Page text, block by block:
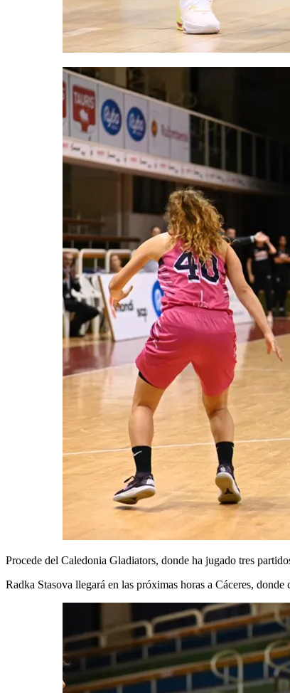
Procede del Caledonia Gladiators, donde ha jugado tres
Radka Stasova llegará en las próximas horas a Cáceres,